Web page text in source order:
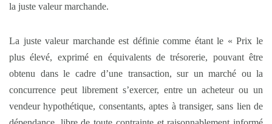
la juste valeur marchande.
La juste valeur marchande est définie comme étant le « Prix le
plus élevé, exprimé en équivalents de trésorerie, pouvant être
obtenu dans le cadre d’une transaction, sur un marché ou la
concurrence peut librement s’exercer, entre un acheteur ou un
vendeur hypothétique, consentants, aptes à transiger, sans lien de